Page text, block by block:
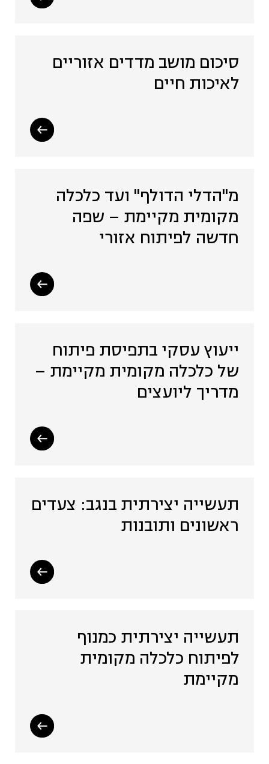
סיכום מושב מדדים אזוריים
לאיכות חיים
מ"הדלי הדולף" ועד כלכלה
מקומית מקיימת – שפה
חדשה לפיתוח אזורי
ייעוץ עסקי בתפיסת פיתוח
של כלכלה מקומית מקיימת –
מדריך ליועצים
תעשייה יצירתית בנגב: צעדים
ראשונים ותובנות
תעשייה יצירתית כמנוף
לפיתוח כלכלה מקומית
מקיימת